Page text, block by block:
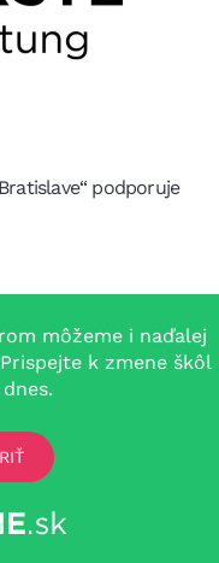
podporuje
môžeme i naďalej
k zmene škôl